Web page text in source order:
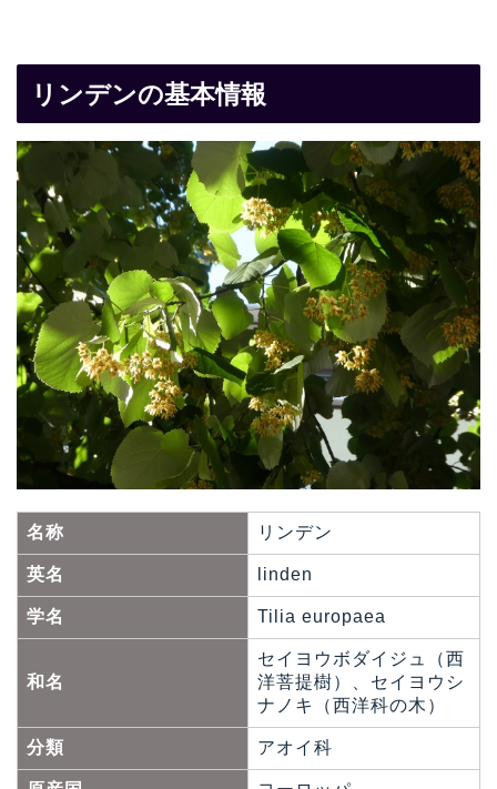
リンデンの基本情報
名称 リンデン
英名 linden
学名 Tilia europaea
和名
セイヨウボダイジュ（西
洋菩提樹）、セイヨウシ
ナノキ（西洋科の木）
分類 アオイ科